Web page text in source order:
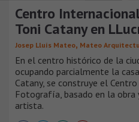
Centro
Toni Catany en
Josep Lluís Mateo, Mateo
En el centro histórico de la
ocupando parcialmente la
Catany, se construye el
Fotografía, basado en la obra
artista.